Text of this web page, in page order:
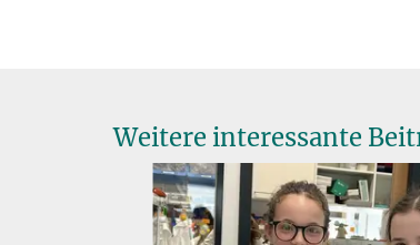
Weitere interessante